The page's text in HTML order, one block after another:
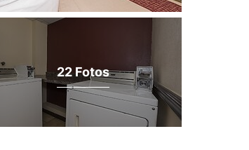
22 Fotos